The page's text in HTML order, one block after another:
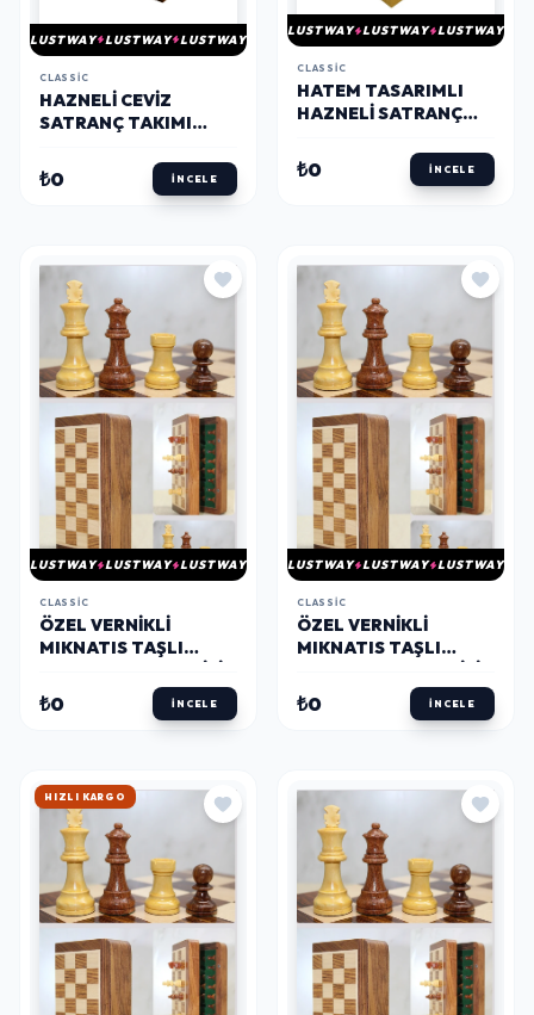
LUSTWAY LUSTWAY LUSTWAY
CLASSIC
HAZNELI CEVIZ
SATRANÇ TAKIMI
₺0 İNCELE
LUSTWAY LUSTWAY LUSTWAY
CLASSIC
HATEM TASARIMLI
HAZNELI SATRANÇ
₺0 İNCELE
LUSTWAY LUSTWAY LUSTWAY
CLASSIC
ÖZEL VERNIKLI
MIKNATIS TAŞLI
KUTULU SATRANÇ
OYUNU 17.5 CM G221
₺0 İNCELE
LUSTWAY LUSTWAY LUSTWAY
CLASSIC
ÖZEL VERNIKLI
MIKNATIS TAŞLI
KUTULU SATRANÇ
OYUNU 12.5 CM G220
₺0 İNCELE
HIZLI KARGO